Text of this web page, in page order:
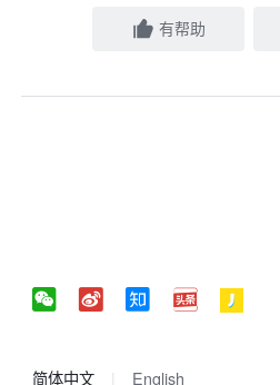
有帮助
简体中文 English